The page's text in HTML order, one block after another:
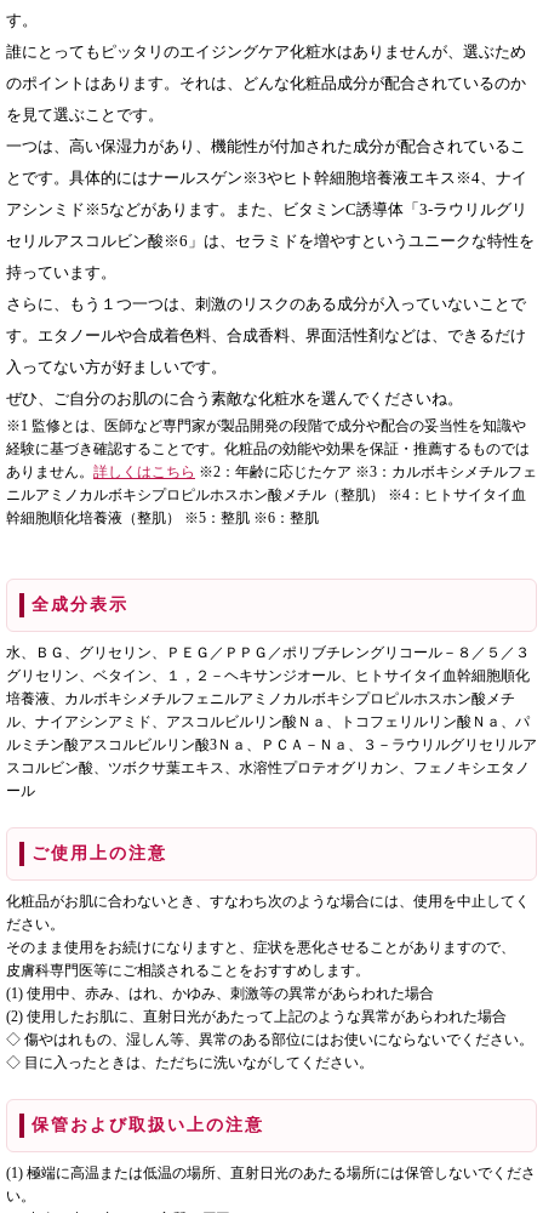
す。
誰にとってもピッタリのエイジングケア化粧水はありませんが、選ぶため
のポイントはあります。それは、どんな化粧品成分が配合されているのか
を見て選ぶことです。
一つは、高い保湿力があり、機能性が付加された成分が配合されているこ
とです。具体的にはナールスゲン※3やヒト幹細胞培養液エキス※4、ナイ
アシンミド※5などがあります。また、ビタミンC誘導体「3-ラウリルグリ
セリルアスコルビン酸※6」は、セラミドを増やすというユニークな特性を
持っています。
さらに、もう１つ一つは、刺激のリスクのある成分が入っていないことで
す。エタノールや合成着色料、合成香料、界面活性剤などは、できるだけ
入ってない方が好ましいです。
ぜひ、ご自分のお肌のに合う素敵な化粧水を選んでくださいね。
※1 監修とは、医師など専門家が製品開発の段階で成分や配合の妥当性を知識や
経験に基づき確認することです。化粧品の効能や効果を保証・推薦するものでは
ありません。 詳しくはこちら ※2：年齢に応じたケア ※3：カルボキシメチルフェ
ニルアミノカルボキシプロピルホスホン酸メチル（整肌） ※4：ヒトサイタイ血
幹細胞順化培養液（整肌） ※5：整肌 ※6：整肌
全成分表示
水、ＢＧ、グリセリン、ＰＥＧ／ＰＰＧ／ポリブチレングリコール－８／５／３
グリセリン、ベタイン、１，２－ヘキサンジオール、ヒトサイタイ血幹細胞順化
培養液、カルボキシメチルフェニルアミノカルボキシプロピルホスホン酸メチ
ル、ナイアシンアミド、アスコルビルリン酸Ｎａ、トコフェリルリン酸Ｎａ、パ
ルミチン酸アスコルビルリン酸3Ｎａ、ＰＣＡ－Ｎａ、３－ラウリルグリセリルア
スコルビン酸、ツボクサ葉エキス、水溶性プロテオグリカン、フェノキシエタノ
ール
ご使用上の注意
化粧品がお肌に合わないとき、すなわち次のような場合には、使用を中止してく
ださい。
そのまま使用をお続けになりますと、症状を悪化させることがありますので、
皮膚科専門医等にご相談されることをおすすめします。
(1) 使用中、赤み、はれ、かゆみ、刺激等の異常があらわれた場合
(2) 使用したお肌に、直射日光があたって上記のような異常があらわれた場合
◇ 傷やはれもの、湿しん等、異常のある部位にはお使いにならないでください。
◇ 目に入ったときは、ただちに洗いながしてください。
保管および取扱い上の注意
(1) 極端に高温または低温の場所、直射日光のあたる場所には保管しないでくださ
い。